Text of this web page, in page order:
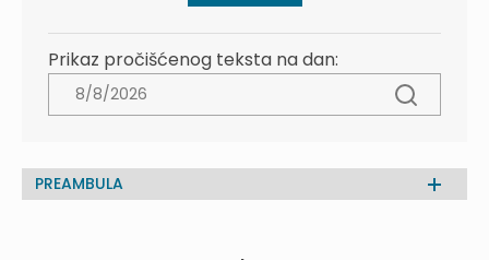
Prikaz pročišćenog teksta na dan:
PREAMBULA